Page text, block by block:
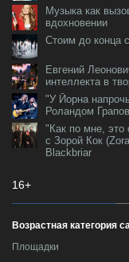
Музыка как
вдохновении
Стоим до конца
Евгений
интеллекта в
"У Йорна
Роландом
"Как по мне, это
с Зорой Кок
Blackbriar
16+
Возрастная категория
Площадки